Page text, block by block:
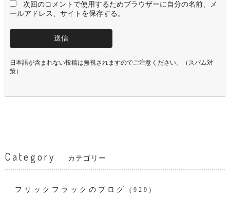
次回のコメントで使用するためブラウザーに自分の名前、メ
ールアドレス、サイトを保存する。
日本語が含まれない投稿は無視されますのでご注意ください。（スパム対
策）
Category カテゴリー
フリックフラックのブログ (929)